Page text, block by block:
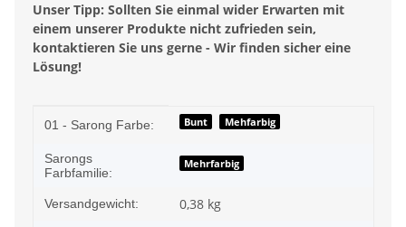
Unser Tipp: Sollten Sie einmal wider Erwarten mit
einem unserer Produkte nicht zufrieden sein,
kontaktieren Sie uns gerne - Wir finden sicher eine
Lösung!
Produkteigenschaft
Wert
01 - Sarong Farbe: Bunt Mehfarbig
Sarongs
Farbfamilie:
Mehrfarbig
Versandgewicht: 0,38 kg